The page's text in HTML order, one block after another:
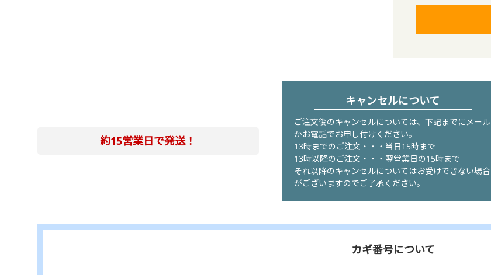
約15営業日で発送！
キャンセルについて
ご注文後のキャンセルについては、下記までにメール
かお電話でお申し付けください。
13時までのご注文・・・当日15時まで
13時以降のご注文・・・翌営業日の15時まで
それ以降のキャンセルについてはお受けできない場合
がございますのでご了承ください。
カギ番号について